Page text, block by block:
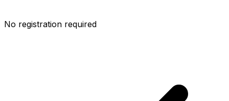
No registration required